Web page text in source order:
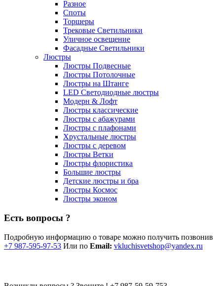
Разное
Споты
Торшеры
Трековые Светильники
Уличное освещение
Фасадные Светильники
Люстры
Люстры Подвесные
Люстры Потолочные
Люстры на Штанге
LED Светодиодные люстры
Модерн & Лофт
Люстры классические
Люстры с абажурами
Люстры с плафонами
Хрустальные люстры
Люстры с деревом
Люстры Ветки
Люстры флористика
Большие люстры
Детские люстры и бра
Люстры Космос
Люстры эконом
Есть вопросы ?
Подробную информацию о товаре можно получить позвонив
+7 987-595-97-53 Или по Email: vkluchisvetshop@yandex.ru